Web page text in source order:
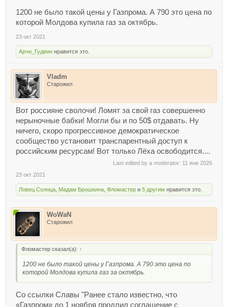
1200 не было такой цены у Газпрома. А 790 это цена по
которой Молдова купила газ за октябрь.
23 окт 2021
Арчи_Гудвин нравится это.
Vladm
Старожил
Вот россияне сволочи! Ломят за свой газ совершенно
нерыночные бабки! Могли бы и по 50$ отдавать. Ну
ничего, скоро прогрессивное демократическое
сообщество установит транспарентный доступ к
российским ресурсам! Вот только Лёха освободится....
Last edited by a moderator: 11 янв 2026
23 окт 2021
Ловец Солнца Мадам Брошкина Фломастер и 5 другим нравится это.
WoWaN
Старожил
Фломастер сказал(а): ↑
1200 не было такой цены у Газпрома. А 790 это цена по
которой Молдова купила газ за октябрь.
Со ссылки Славы "Ранее стало известно, что
«Газпром» до 1 ноября продлил соглашение с